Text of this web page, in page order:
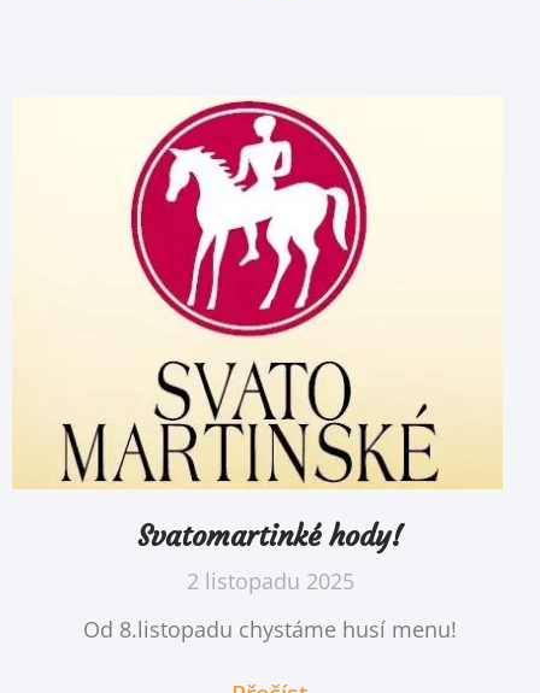
Svatomartinké hody!
2 listopadu 2025
Od 8.listopadu chystáme husí menu!